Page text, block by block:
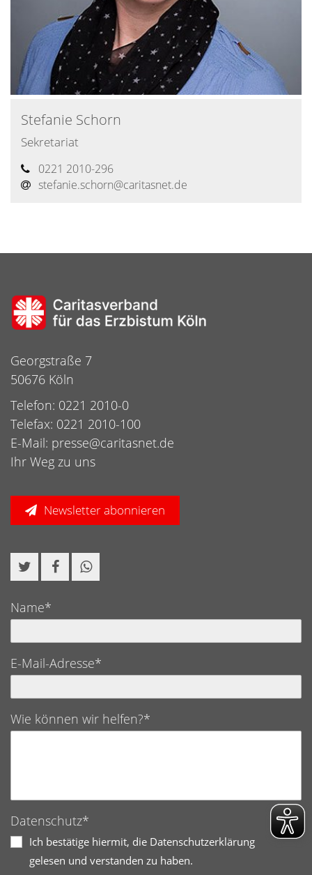
Stefanie Schorn
Sekretariat
0221 2010-296
stefanie.schorn@caritasnet.de
Georgstraße 7
50676 Köln
Telefon: 0221 2010-0
Telefax: 0221 2010-100
E-Mail: presse@caritasnet.de
Ihr Weg zu uns
Newsletter abonnieren
Name*
E-Mail-Adresse*
Wie können wir helfen?*
Datenschutz*
Ich bestätige hiermit, die Datenschutzerklärung
gelesen und verstanden zu haben.